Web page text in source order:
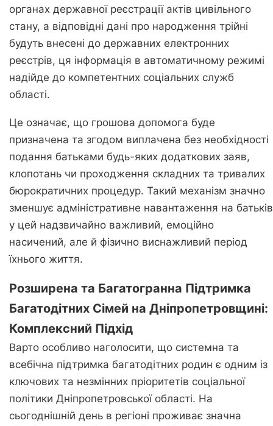
органах державної реєстрації актів цивільного
стану, а відповідні дані про народження трійні
будуть внесені до державних електронних
реєстрів, ця інформація в автоматичному режимі
надійде до компетентних соціальних служб
області.
Це означає, що грошова допомога буде
призначена та згодом виплачена без необхідності
подання батьками будь-яких додаткових заяв,
клопотань чи проходження складних та тривалих
бюрократичних процедур. Такий механізм значно
зменшує адміністративне навантаження на батьків
у цей надзвичайно важливий, емоційно
насичений, але й фізично виснажливий період
їхнього життя.
Розширена та Багатогранна Підтримка
Багатодітних Сімей на Дніпропетровщині:
Комплексний Підхід
Варто особливо наголосити, що системна та
всебічна підтримка багатодітних родин є одним із
ключових та незмінних пріоритетів соціальної
політики Дніпропетровської області. На
сьогоднішній день в регіоні проживає значна